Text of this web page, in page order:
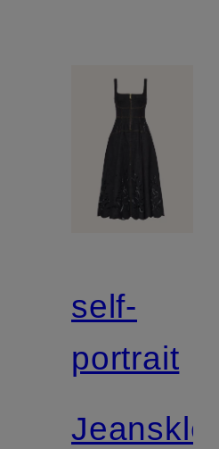
self-
portrait
Jeanskleid